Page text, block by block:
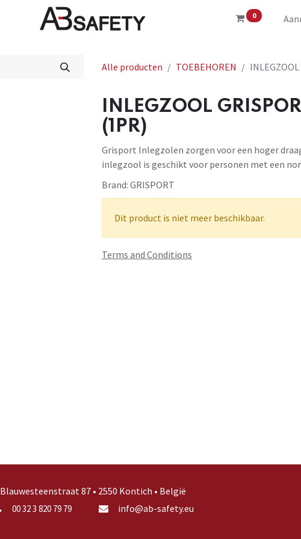
0
Winkel CE
Alle producten TOEBEHOREN
INLEGZOOL
(1PR)
Grisport Inlegzolen zorgen voor een hoger
inlegzool is geschikt voor personen met een
Brand: GRISPORT
Dit product is niet meer beschikbaar.
Terms and Conditions
Blauwesteenstraat 87 • 2550 Kontich • België
00 32 3 820 79 79 info@ab-safety.eu